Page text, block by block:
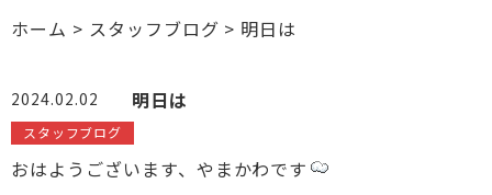
ホーム > スタッフブログ > 明日は
2024.02.02 明日は
スタッフブログ
おはようございます、やまかわです